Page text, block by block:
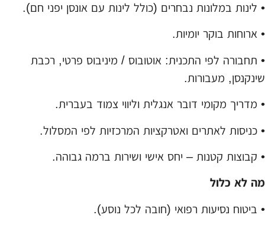
• לינות במלונות נבחרים (כולל לינות עם אונסן יפני חם).
• ארוחות בוקר יומיות.
• תחבורה לפי התכנית: אוטובוס / מיניבוס פרטי, רכבת
שינקנסן, מעבורות.
• מדריך מקומי דובר אנגלית וליווי צמוד בעברית.
• כניסות לאתרים ואטרקציות המרכזיות לפי המסלול.
• קבוצות קטנות – יחס אישי ושירות ברמה גבוהה.
מה לא כלול
• ביטוח נסיעות רפואי (חובה לכל נוסע).